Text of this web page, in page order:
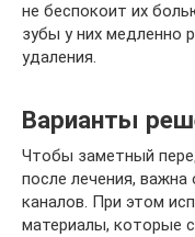
не беспокоит их
зубы у них медленно
удаления.
Варианты
Чтобы заметный
после лечения,
каналов. При этом
материалы, которые